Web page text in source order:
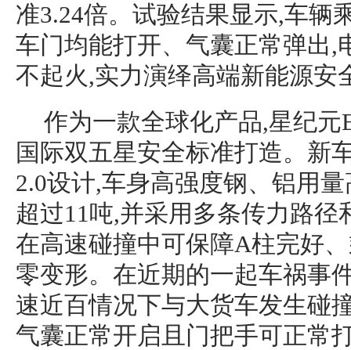
准3.24倍。试验结果显示,车辆
车门均能打开、气囊正常弹出,
不起火,实力演绎高端新能源安
作为一款全球化产品,星纪
国际双五星安全标准打造。新
2.0设计,车身高强度钢、铝用
超过11吨,并采用多条传力路径
在高速碰撞中可保障A柱完好
零变形。在近期的一起车祸事
速近百情况下与大货车发生碰
气囊正常开启且门把手可正常